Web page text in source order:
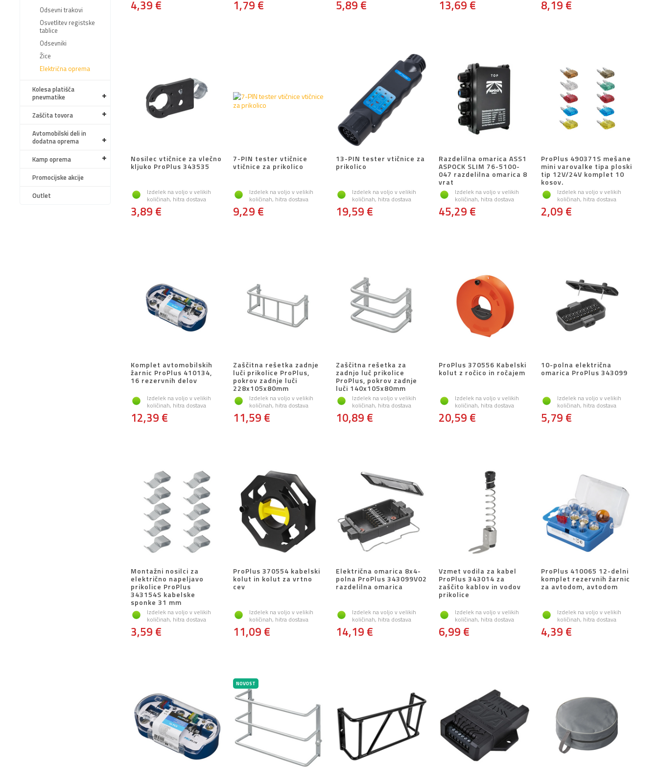
Odsevni trakovi
Osvetlitev registske
tablice
Odsevniki
Žice
Električna oprema
Kolesa platišča
pnevmatike
Zaščita tovora
Avtomobilski deli in
dodatna oprema
Kamp oprema
Promocijske akcije
Outlet
4,39 € 1,79 € 5,89 € 13,69 € 8,19 €
Nosilec vtičnice za vlečno
kljuko ProPlus 343535
Izdelek na voljo v velikih
količinah, hitra dostava
3,89 €
7-PIN tester vtičnice
vtičnice za prikolico
Izdelek na voljo v velikih
količinah, hitra dostava
9,29 €
13-PIN tester vtičnice za
prikolico
Izdelek na voljo v velikih
količinah, hitra dostava
19,59 €
Razdelilna omarica ASS1
ASPOCK SLIM 76-5100-
047 razdelilna omarica 8
vrat
Izdelek na voljo v velikih
količinah, hitra dostava
45,29 €
ProPlus 490371S mešane
mini varovalke tipa ploski
tip 12V/24V komplet 10
kosov.
Izdelek na voljo v velikih
količinah, hitra dostava
2,09 €
Komplet avtomobilskih
žarnic ProPlus 410134,
16 rezervnih delov
Izdelek na voljo v velikih
količinah, hitra dostava
12,39 €
Zaščitna rešetka zadnje
luči prikolice ProPlus,
pokrov zadnje luči
228x105x80mm
Izdelek na voljo v velikih
količinah, hitra dostava
11,59 €
Zaščitna rešetka za
zadnjo luč prikolice
ProPlus, pokrov zadnje
luči 140x105x80mm
Izdelek na voljo v velikih
količinah, hitra dostava
10,89 €
ProPlus 370556 Kabelski
kolut z ročico in ročajem
Izdelek na voljo v velikih
količinah, hitra dostava
20,59 €
10-polna električna
omarica ProPlus 343099
Izdelek na voljo v velikih
količinah, hitra dostava
5,79 €
Montažni nosilci za
električno napeljavo
prikolice ProPlus
343154S kabelske
sponke 31 mm
Izdelek na voljo v velikih
količinah, hitra dostava
3,59 €
ProPlus 370554 kabelski
kolut in kolut za vrtno
cev
Izdelek na voljo v velikih
količinah, hitra dostava
11,09 €
Električna omarica 8x4-
polna ProPlus 343099V02
razdelilna omarica
Izdelek na voljo v velikih
količinah, hitra dostava
14,19 €
Vzmet vodila za kabel
ProPlus 343014 za
zaščito kablov in vodov
prikolice
Izdelek na voljo v velikih
količinah, hitra dostava
6,99 €
ProPlus 410065 12-delni
komplet rezervnih žarnic
za avtodom, avtodom
Izdelek na voljo v velikih
količinah, hitra dostava
4,39 €
NOVOST